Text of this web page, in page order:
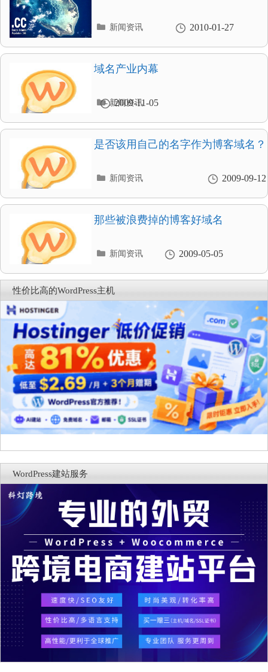
2010-01-27
分
录
新闻资讯
域名产业内幕
2009-11-05
分
录
新闻资讯
是否该用自己的名字作为博客域名？
2009-09-12
分
录
新闻资讯
那些被浪费掉的博客好域名
2009-05-05
分
录
新闻资讯
性价比高的WordPress主机
WordPress建站服务